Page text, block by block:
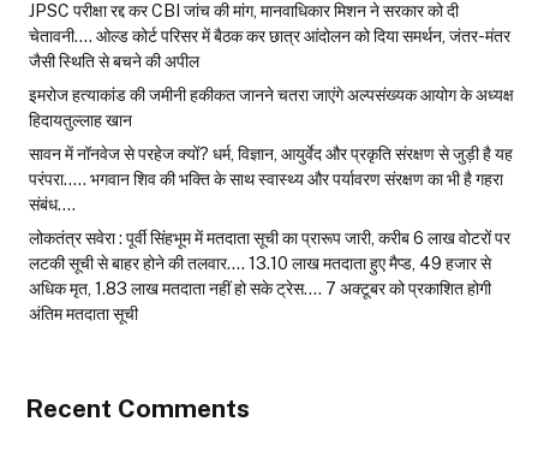
JPSC परीक्षा रद्द कर CBI जांच की मांग, मानवाधिकार मिशन ने सरकार को दी
चेतावनी…. ओल्ड कोर्ट परिसर में बैठक कर छात्र आंदोलन को दिया समर्थन, जंतर-मंतर
जैसी स्थिति से बचने की अपील
इमरोज हत्याकांड की जमीनी हकीकत जानने चतरा जाएंगे अल्पसंख्यक आयोग के अध्यक्ष
हिदायतुल्लाह खान
सावन में नॉनवेज से परहेज क्यों? धर्म, विज्ञान, आयुर्वेद और प्रकृति संरक्षण से जुड़ी है यह
परंपरा….. भगवान शिव की भक्ति के साथ स्वास्थ्य और पर्यावरण संरक्षण का भी है गहरा
संबंध….
लोकतंत्र सवेरा : पूर्वी सिंहभूम में मतदाता सूची का प्रारूप जारी, करीब 6 लाख वोटरों पर
लटकी सूची से बाहर होने की तलवार…. 13.10 लाख मतदाता हुए मैप्ड, 49 हजार से
अधिक मृत, 1.83 लाख मतदाता नहीं हो सके ट्रेस…. 7 अक्टूबर को प्रकाशित होगी
अंतिम मतदाता सूची
Recent Comments